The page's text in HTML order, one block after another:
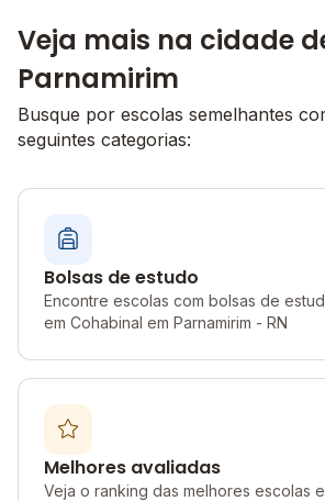
Veja mais na cidade
Parnamirim
Busque por escolas semelhantes
seguintes categorias:
Bolsas de estudo
Encontre escolas com bolsas de
em Cohabinal em Parnamirim - RN
Melhores avaliadas
Veja o ranking das melhores escolas